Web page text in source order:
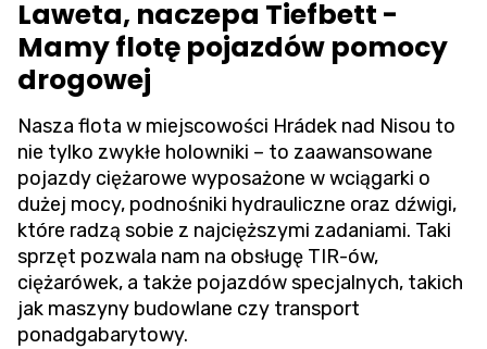
Laweta, naczepa Tiefbett -
Mamy flotę pojazdów pomocy
drogowej
Nasza flota w miejscowości Hrádek nad Nisou to
nie tylko zwykłe holowniki – to zaawansowane
pojazdy ciężarowe wyposażone w wciągarki o
dużej mocy, podnośniki hydrauliczne oraz dźwigi,
które radzą sobie z najcięższymi zadaniami. Taki
sprzęt pozwala nam na obsługę TIR-ów,
ciężarówek, a także pojazdów specjalnych, takich
jak maszyny budowlane czy transport
ponadgabarytowy.